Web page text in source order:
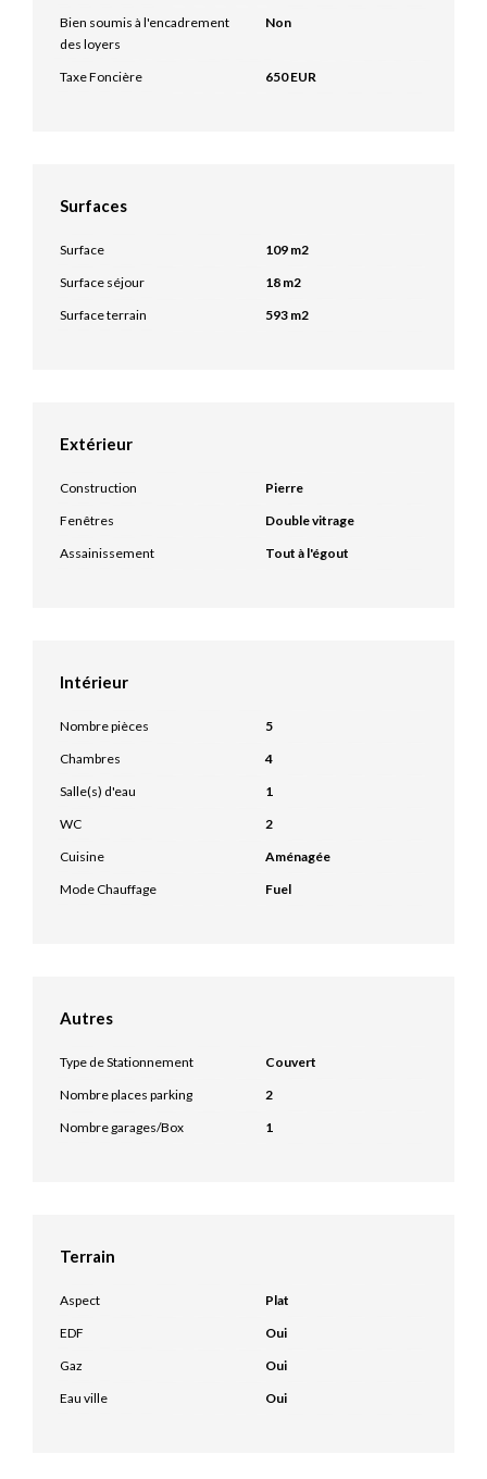
Bien soumis à l'encadrement
des loyers
Non
Taxe Foncière 650 EUR
Surfaces
Surface
109 m2
Surface séjour
18 m2
Surface terrain
593 m2
Extérieur
Construction
Pierre
Fenêtres
Double vitrage
Assainissement
Tout à l'égout
Intérieur
Nombre pièces
5
Chambres
4
Salle(s) d'eau
1
WC
2
Cuisine
Aménagée
Mode Chauffage
Fuel
Autres
Type de Stationnement
Couvert
Nombre places parking
2
Nombre garages/Box
1
Terrain
Aspect
Plat
EDF
Oui
Gaz
Oui
Eau ville
Oui